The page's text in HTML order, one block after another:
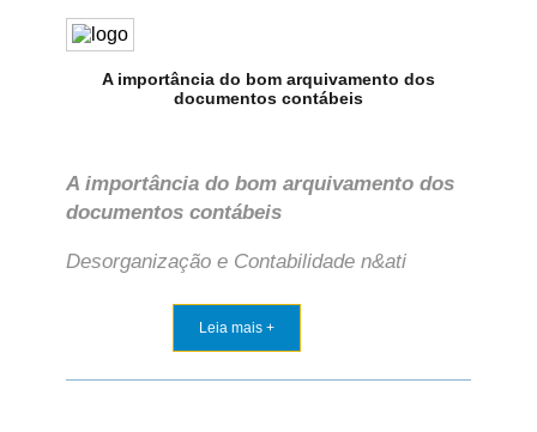
A importância do bom arquivamento dos
documentos contábeis
A importância do bom arquivamento dos
documentos contábeis
Desorganização e Contabilidade n&ati
Leia mais +